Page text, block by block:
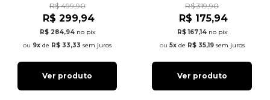
R$ 499,90
R$ 299,94
R$ 284,94 no pix
9x de R$ 33,33 sem juros
Ver produto
R$ 319,90
R$ 175,94
R$ 167,14 no pix
5xde R$ 35,19sem juros
Ver produto